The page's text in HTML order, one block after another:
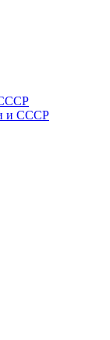
и СССР